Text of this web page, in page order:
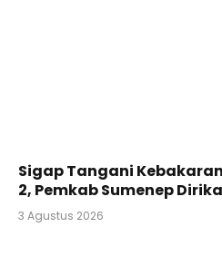
Sigap Tangani
2, Pemkab Sumenep
3 Agustus 2026